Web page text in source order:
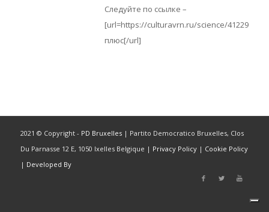
Следуйте по ссылке –
[url=https://culturavrn.ru/science/
плюс[/url]
2021 © Copyright - PD Bruxelles| Partito Democratico Bruxelles, Clos
Du Parnasse 12 E, 1050 Ixelles Belgique | Privacy Policy| Cookie Policy
| Developed By